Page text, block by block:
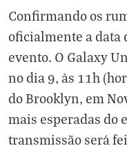
Confirmando os
oficialmente a data
evento. O Galaxy
no dia 9, às 11h
do Brooklyn, em
mais esperadas do
transmissão será